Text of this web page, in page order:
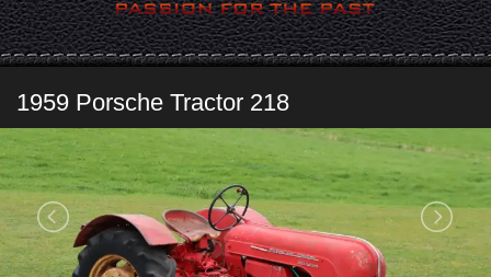
1959 Porsche Tractor 218